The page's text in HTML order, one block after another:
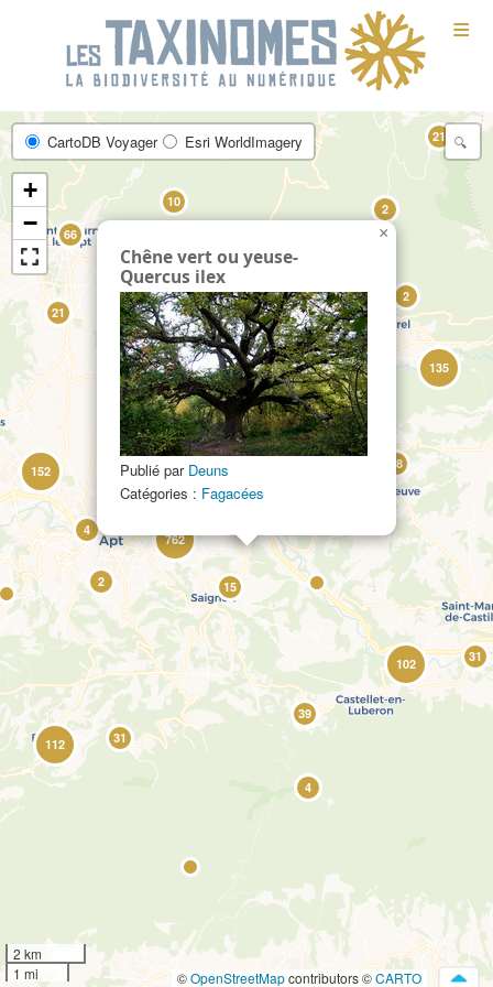
≡
10
21
2
2
58
135
4
39
31
102
31
112
21
66
4
15
2
2
762
152
63
35
Chêne vert ou yeuse-
Quercus ilex
Publié par Deuns
Catégories : Fagacées
×
CartoDB Voyager Esri WorldImagery
+
−
2 km
1 mi
©OpenStreetMapcontributors ©CARTO